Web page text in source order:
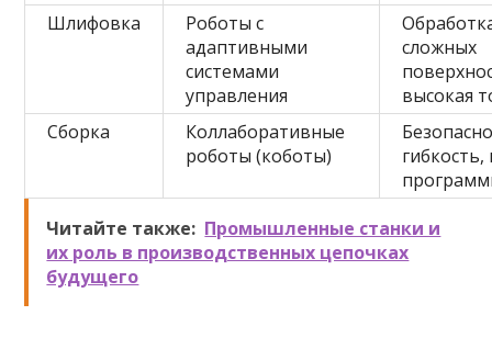
Шлифовка
Роботы с
адаптивными
системами
управления
сложных
высокая
Сборка
Коллаборативные
роботы (коботы)
Читайте также: Промышленные станки и
их роль в производственных цепочках
будущего